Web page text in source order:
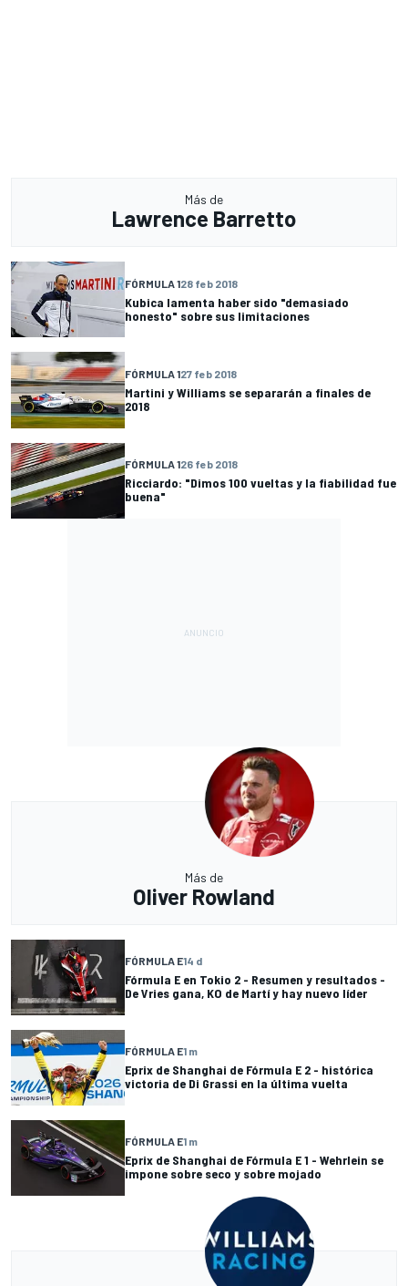
Más de
Lawrence Barretto
FÓRMULA 128 feb 2018
Kubica lamenta haber sido "demasiado
honesto" sobre sus limitaciones
FÓRMULA 127 feb 2018
Martini y Williams se separarán a finales de
2018
FÓRMULA 126 feb 2018
Ricciardo: "Dimos 100 vueltas y la fiabilidad fue
buena"
Más de
Oliver Rowland
FÓRMULA E14 d
Fórmula E en Tokio 2 - Resumen y resultados -
De Vries gana, KO de Martí y hay nuevo líder
FÓRMULA E1 m
Eprix de Shanghai de Fórmula E 2 - histórica
victoria de Di Grassi en la última vuelta
FÓRMULA E1 m
Eprix de Shanghai de Fórmula E 1 - Wehrlein se
impone sobre seco y sobre mojado